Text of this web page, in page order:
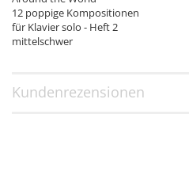
12 poppige Kompositionen
für Klavier solo - Heft 2
mittelschwer
Kundenrezensionen